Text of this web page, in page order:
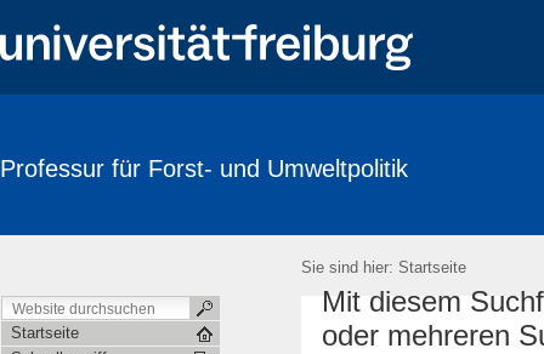
Professur für Forst- und Umweltpolitik
Sie sind hier: Startseite
Startseite
Mit diesem
oder mehreren